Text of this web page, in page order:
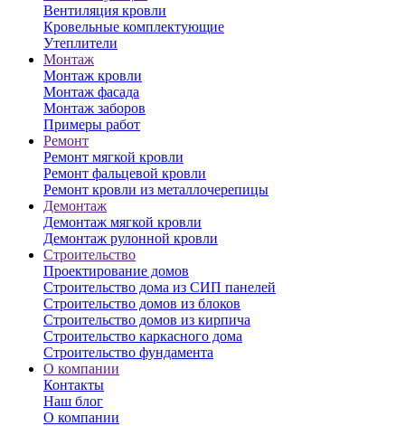
Вентиляция кровли
Кровельные комплектующие
Утеплители
Монтаж
Монтаж кровли
Монтаж фасада
Монтаж заборов
Примеры работ
Ремонт
Ремонт мягкой кровли
Ремонт фальцевой кровли
Ремонт кровли из металлочерепицы
Демонтаж
Демонтаж мягкой кровли
Демонтаж рулонной кровли
Строительство
Проектирование домов
Строительство дома из СИП панелей
Строительство домов из блоков
Строительство домов из кирпича
Строительство каркасного дома
Строительство фундамента
О компании
Контакты
Наш блог
О компании